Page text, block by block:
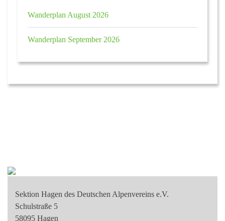
Wanderplan August 2026
Wanderplan September 2026
Sektion Hagen des Deutschen Alpenvereins e.V.
Schulstraße 5
58095 Hagen